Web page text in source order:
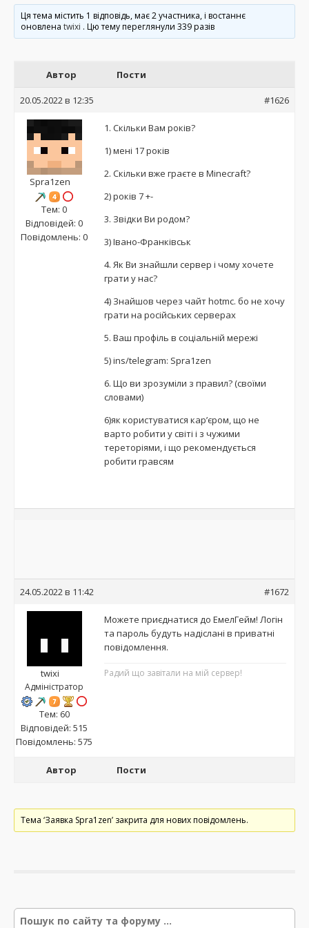
Ця тема містить 1 відповідь, має 2 участника, і востаннє
оновлена twixi . Цю тему переглянули 339 разів
Автор Пости
20.05.2022 в 12:35 #1626
Spra1zen
Тем: 0
Відповідей: 0
Повідомлень: 0
1. Скільки Вам років?
1) мені 17 років
2. Скільки вже граєте в Minecraft?
2) років 7 +-
3. Звідки Ви родом?
3) Івано-Франківськ
4. Як Ви знайшли сервер і чому хочете
грати у нас?
4) Знайшов через чайт hotmc. бо не хочу
грати на російських серверах
5. Ваш профіль в соціальній мережі
5) ins/telegram: Spra1zen
6. Що ви зрозуміли з правил? (своїми
словами)
6)як користуватися кар’єром, що не
варто робити у світі і з чужими
тереторіями, і що рекомендується
робити гравсям
24.05.2022 в 11:42 #1672
twixi
Адміністратор
Тем: 60
Відповідей: 515
Повідомлень: 575
Можете приєднатися до ЕмелГейм! Логін
та пароль будуть надіслані в приватні
повідомлення.
Радий що завітали на мій сервер!
Автор Пости
Тема ‘Заявка Spra1zen’ закрита для нових повідомлень.
Р